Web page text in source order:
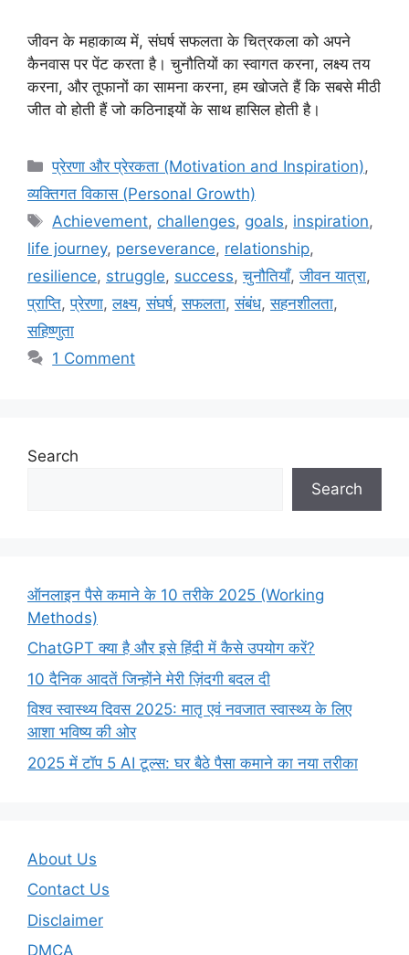
जीवन के महाकाव्य में, संघर्ष सफलता के चित्रकला को अपने
कैनवास पर पेंट करता है। चुनौतियों का स्वागत करना, लक्ष्य तय
करना, और तूफानों का सामना करना, हम खोजते हैं कि सबसे मीठी
जीत वो होती हैं जो कठिनाइयों के साथ हासिल होती है।
Categories
प्रेरणा और प्रेरकता (Motivation and Inspiration),
व्यक्तिगत विकास (Personal Growth)
Tags
Achievement, challenges, goals, inspiration,
life journey, perseverance, relationship,
resilience, struggle, success,चुनौतियाँ,जीवन यात्रा,
प्राप्ति,प्रेरणा,लक्ष्य,संघर्ष,सफलता,संबंध,सहनशीलता,
सहिष्णुता
1 Comment
Search
Search
ऑनलाइन पैसे कमाने के 10 तरीके 2025 (Working
Methods)
ChatGPT क्या है और इसे हिंदी में कैसे उपयोग करें?
10 दैनिक आदतें जिन्होंने मेरी ज़िंदगी बदल दी
विश्व स्वास्थ्य दिवस 2025: मातृ एवं नवजात स्वास्थ्य के लिए
आशा भविष्य की ओर
2025 में टॉप 5 AI टूल्स: घर बैठे पैसा कमाने का नया तरीका
About Us
Contact Us
Disclaimer
DMCA